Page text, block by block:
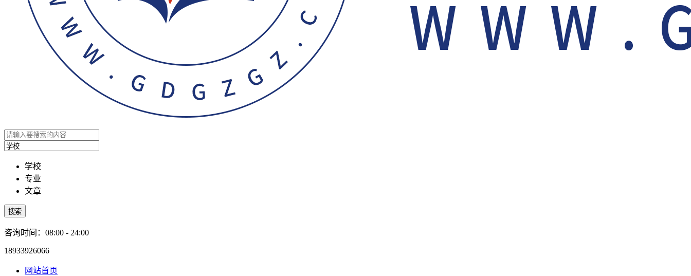
学校
专业
文章
搜索
咨询时间：08:00 - 24:00
18933926066
网站首页